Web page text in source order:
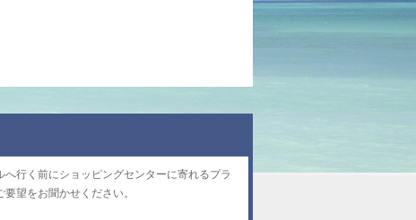
行く前にショッピングセンターに寄れるプラ
望をお聞かせください。